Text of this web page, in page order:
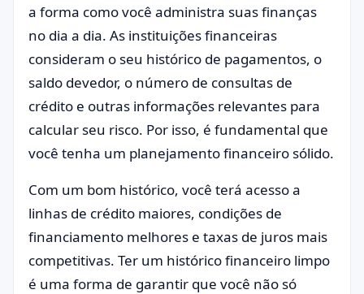
a forma como você administra suas finanças
no dia a dia. As instituições financeiras
consideram o seu histórico de pagamentos, o
saldo devedor, o número de consultas de
crédito e outras informações relevantes para
calcular seu risco. Por isso, é fundamental que
você tenha um planejamento financeiro sólido.
Com um bom histórico, você terá acesso a
linhas de crédito maiores, condições de
financiamento melhores e taxas de juros mais
competitivas. Ter um histórico financeiro limpo
é uma forma de garantir que você não só